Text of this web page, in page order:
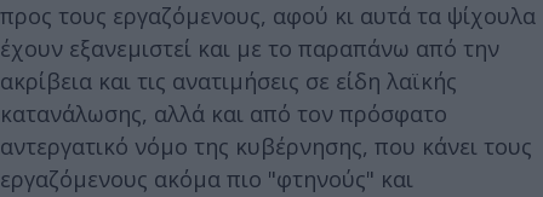
προς τους εργαζόμενους, αφού κι αυτά τα ψίχουλα
έχουν εξανεμιστεί και με το παραπάνω από την
ακρίβεια και τις ανατιμήσεις σε είδη λαϊκής
κατανάλωσης, αλλά και από τον πρόσφατο
αντεργατικό νόμο της κυβέρνησης, που κάνει τους
εργαζόμενους ακόμα πιο "φτηνούς" και